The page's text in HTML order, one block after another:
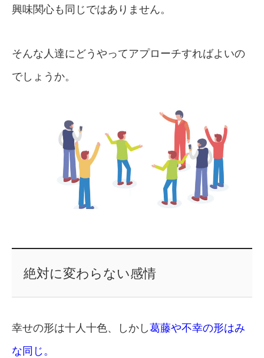
興味関心も同じではありません。
そんな人達にどうやってアプローチすればよいの
でしょうか。
絶対に変わらない感情
幸せの形は十人十色、しかし葛藤や不幸の形はみ
な同じ。